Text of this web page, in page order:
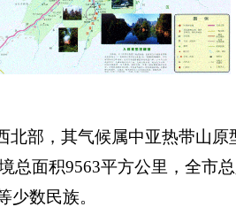
北部，其气候属中亚热带山原
总面积9563平方公里，全市
少数民族。